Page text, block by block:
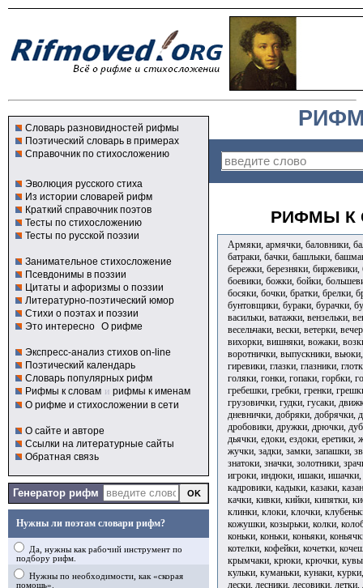
Словарь разновидностей рифмы
Поэтический словарь в примерах
Справочник по стихосложению
Эволюция русского стиха
Из истории словарей рифм
Краткий справочник поэтов
Тесты по стихосложению
Тесты по русской поэзии
Занимательное стихосложение
Псевдонимы в поэзии
Цитаты и афоризмы о поэзии
Литературно-поэтический юмор
Стихи о поэтах и поэзии
Это интересно О рифме
Экспресс-анализ стихов on-line
Поэтический календарь
Словарь популярных рифм
Рифмы к словам и рифмы к именам
О рифме и стихосложении в сети
О сайте и авторе
Ссылки на литературные сайты
Обратная связь
Генератор рифм
Нужны ли поэтам словари рифм?
Да, нужны как рабочий инструмент по
подбору рифм.
Нужны по необходимости, как «скорая
помощь».
РИФМЫ К
Армяки, армячки, баловники,
батраки, бачки, башлыки,
бережки, березняки,
боевики, божки, бойки,
босяки, бочки, братки, брелки,
бунтовщики, бураки, бурачки,
васильки, ватажки, вензельки,
весельчаки, вески, ветерки,
вихорки, вишняки, вожаки,
воротнички, выпускники,
гиревики, глазки, глазники,
голяки, гонки, гопаки, горбки,
гребешки, гребки, гренки,
грузовички, гудки, гусаки,
дневнички, добряки,
дробовики, дружки, дрючки,
дьячки, едоки, ездоки,
жучки, задки, замки, запашки,
знатоки, значки, золотники,
игроки, индюки, ишаки, ишачки,
кадровики, кадыки, казаки,
качки, кивки, кийки, кипятки,
клинки, клоки, клочки,
кожушки, козырьки, колки,
коньки, коньки, коньяки,
котелки, кофейки, кочетки,
крымчаки, крюки, крючки,
кульки, куманьки, кунаки,
лески, лесники, лесовики,